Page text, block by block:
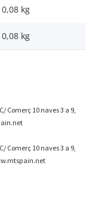
0,08 kg
0,08 kg
Comerç 10 naves 3 a 9,
Comerç 10 naves 3 a 9,